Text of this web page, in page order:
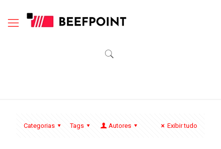
Categorias Tags Autores Exibir tudo